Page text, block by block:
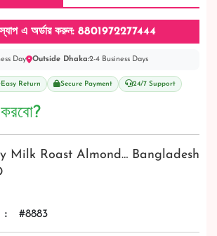
এ অর্ডার করুন: 8801972277444
Day Outside Dhaka:2-4 Business Days
Easy Return Secure Payment 24/7 Support
করবো?
Milk Roast Almond… Bangladesh
: #8883